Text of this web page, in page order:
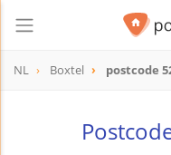
NL Boxtel postcode